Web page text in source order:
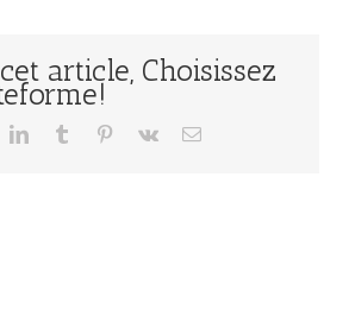
article, Choisissez
LinkedInTumblr Pinterest
Vk Email